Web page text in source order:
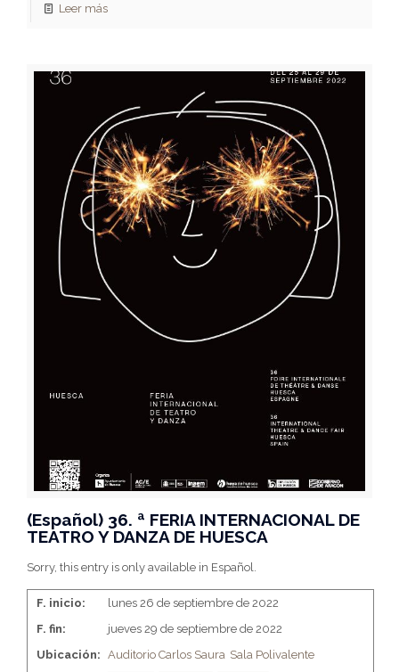
Leer más
(Español) 36. ª FERIA INTERNACIONAL DE
TEATRO Y DANZA DE HUESCA
Sorry, this entry is only available in Español.
F. inicio:
lunes 26 de septiembre de 2022
F. fin:
jueves 29 de septiembre de 2022
Ubicación: Auditorio Carlos Saura Sala Polivalente